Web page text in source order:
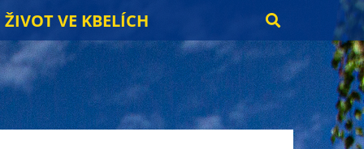
ŽIVOT VE KBELÍCH